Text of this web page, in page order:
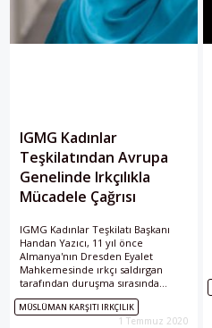
IGMG Kadınlar
Teşkilatından Avrupa
Genelinde Irkçılıkla
Mücadele Çağrısı
IGMG Kadınlar Teşkilatı Başkanı
Handan Yazıcı, 11 yıl önce
Almanya'nın Dresden Eyalet
Mahkemesinde ırkçı saldırgan
tarafından duruşma sırasında
katledilen Merve el-Şerbini’yi
vefatının yıl dönümünde andı.
MÜSLÜMAN KARŞITI IRKÇILIK
1 Temmuz 2020